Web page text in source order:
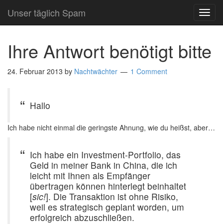
Unser täglich Spam
Ihre Antwort benötigt bitte
24. Februar 2013 by Nachtwächter 1 Comment
Hallo
Ich habe nicht einmal die geringste Ahnung, wie du heißst, aber…
Ich habe ein Investment-Portfolio, das
Geld in meiner Bank in China, die ich
leicht mit Ihnen als Empfänger
übertragen können hinterlegt beinhaltet
[sic!]. Die Transaktion ist ohne Risiko,
weil es strategisch geplant worden, um
erfolgreich abzuschließen.